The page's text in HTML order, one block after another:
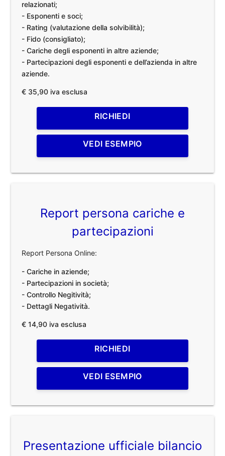
relazionati;
- Esponenti e soci;
- Rating (valutazione della solvibilità);
- Fido (consigliato);
- Cariche degli esponenti in altre aziende;
- Partecipazioni degli esponenti e dell’azienda in altre
aziende.
€ 35,90 iva esclusa
RICHIEDI
VEDI ESEMPIO
Report persona cariche e
partecipazioni
Report Persona Online:
- Cariche in aziende;
- Partecipazioni in società;
- Controllo Negitività;
- Dettagli Negatività.
€ 14,90 iva esclusa
RICHIEDI
VEDI ESEMPIO
Presentazione ufficiale bilancio